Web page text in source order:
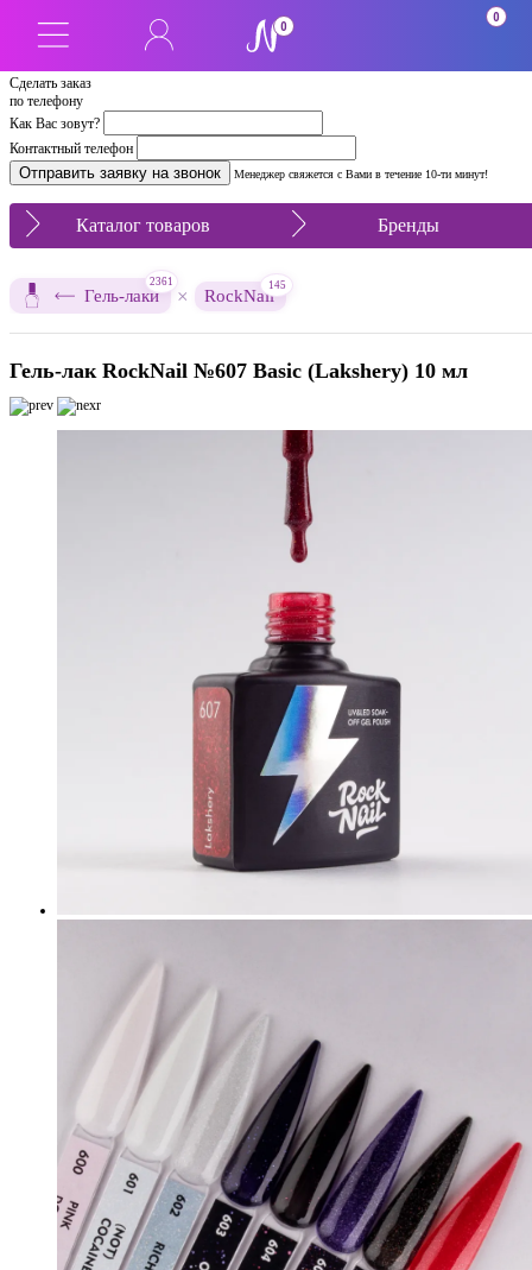
Сделать заказ
по телефону
Как Вас зовут?
Контактный телефон
Менеджер свяжется с Вами в течение 10-ти минут!
0
0
Каталог товаров Бренды
Гель-лаки
2361
× RockNail
145
Гель-лак RockNail №607 Basic (Lakshery) 10 мл